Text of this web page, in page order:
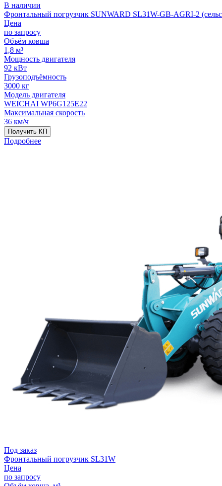
В наличии
Фронтальный погрузчик SUNWARD SL31W-GB-AGRI-2
Цена
по запросу
Объём ковша
1,8 м³
Мощность двигателя
92 кВт
Грузоподъёмность
3000 кг
Модель двигателя
WEICHAI WP6G125E22
Максимальная скорость
36 км/ч
Получить КП
Подробнее
Под заказ
Фронтальный погрузчик SL31W
Цена
по запросу